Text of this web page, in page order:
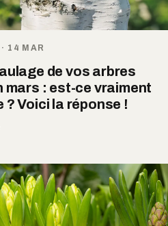
· 14 MAR
de vos arbres
mars : est-ce vraiment
Voici la réponse !